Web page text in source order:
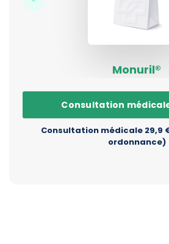
Monuril®
Consultation
Consultation médicale 29,9
ordonnance)